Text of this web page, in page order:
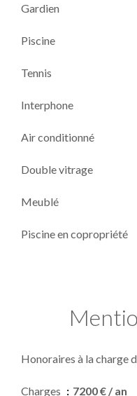
Gardien
Piscine
Tennis
Interphone
Air conditionné
Double vitrage
Meublé
Piscine en copropriété
Honoraires à la charge
Charges 7200 € / an